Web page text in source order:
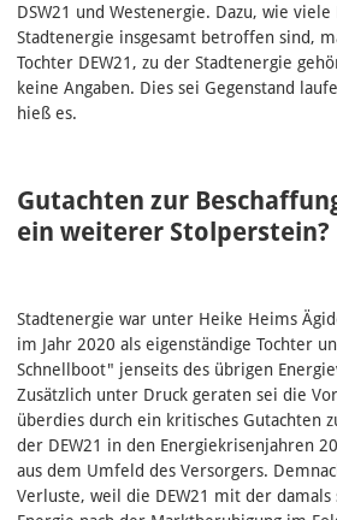
DSW21 und Westenergie. Dazu, wie
Stadtenergie insgesamt betroffen sind,
Tochter DEW21, zu der Stadtenergie
keine Angaben. Dies sei Gegenstand
hieß es.
Gutachten zur
ein weiterer Stolperstein?
Stadtenergie war unter Heike Heims
im Jahr 2020 als eigenständige Tochter
Schnellboot" jenseits des übrigen
Zusätzlich unter Druck geraten sei die
überdies durch ein kritisches Gutachten
der DEW21 in den Energiekrisenjahren
aus dem Umfeld des Versorgers.
Verluste, weil die DEW21 mit der